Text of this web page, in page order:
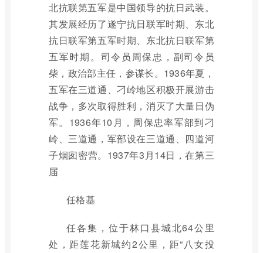
北抗联第五军是中国领导的抗日武装。
其发展经历了遂宁抗日联军时期、东北
抗日联军第五军时期、东北抗日联军第
五军时期。司令员周保忠，副司令员
柴，政治部主任，参谋长。1936年夏，
五军在三道通、刁岭地区积极开展游击
战争，多次取得胜利，消灭了大量日伪
军。1936年10月，周保忠率军部到刁
岭、三道通，军部设在三道通、四道河
子烟囱密营。1937年3月14日，在第三
届
任格基
任各集，位于林口县城北64公里
处，距莲花新城约2公里，距“八女投